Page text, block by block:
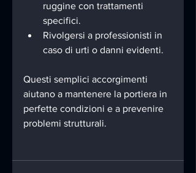
ruggine con trattamenti
specifici.
Rivolgersi a professionisti in
caso di urti o danni evidenti.
Questi semplici accorgimenti
aiutano a mantenere la portiera in
perfette condizioni e a prevenire
problemi strutturali.